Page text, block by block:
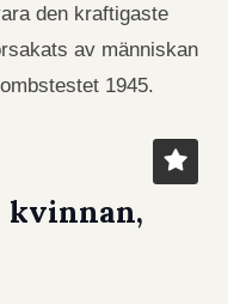
den kraftigaste
av människan
1945.
kvinnan,